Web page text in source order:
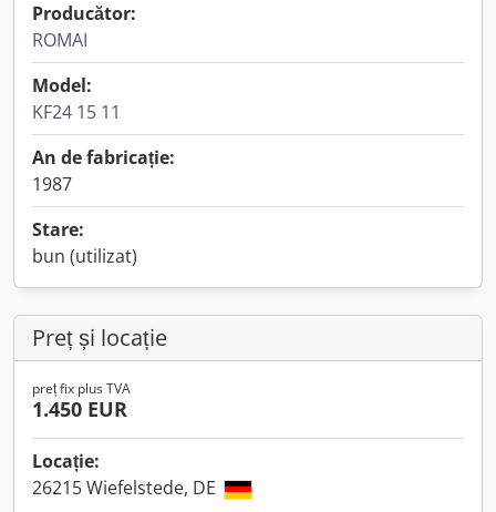
Producător:
ROMAI
Model:
KF24 15 11
An de fabricație:
1987
Stare:
bun (utilizat)
Preț și locație
preț fix plus TVA
1.450 EUR
Locație:
26215 Wiefelstede, DE